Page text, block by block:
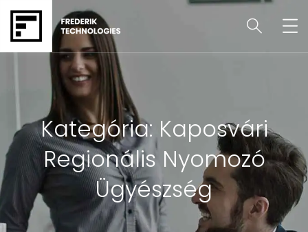
Kategória: Kaposvári
Regionális Nyomozó
Ügyészség